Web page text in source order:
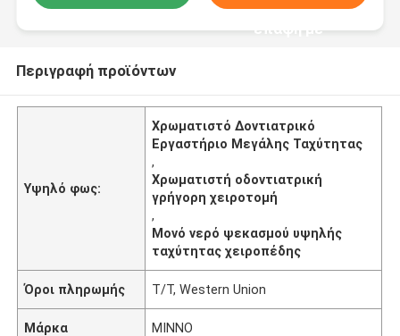
επαφή με
Περιγραφή προϊόντων
Υψηλό φως:
Χρωματιστό Δοντιατρικό
Εργαστήριο Μεγάλης Ταχύτητας
,
Χρωματιστή οδοντιατρική
γρήγορη χειροτομή
,
Μονό νερό ψεκασμού υψηλής
ταχύτητας χειροπέδης
Όροι πληρωμής T/T, Western Union
Μάρκα MINNO